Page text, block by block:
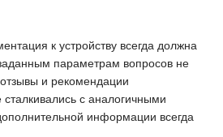
к устройству всегда должна
параметрам вопросов не
и рекомендации
с аналогичными
информации всегда